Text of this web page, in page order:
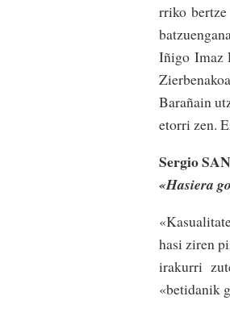
rriko
Iñigo Imaz
Barañain
etorri zen.
Sergio
«Hasiera
hasi ziren
iraku­rri­­
«betidanik